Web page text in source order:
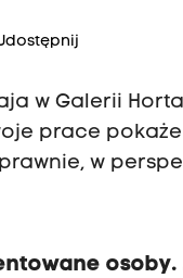
w Galerii
prace
w